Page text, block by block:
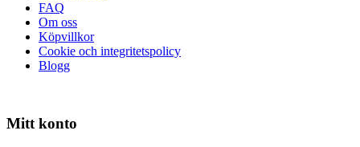
FAQ
Om oss
Köpvillkor
Cookie och integritetspolicy
Blogg
Mitt konto